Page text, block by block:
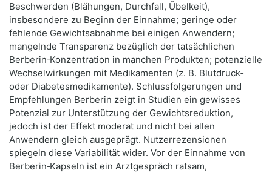
Beschwerden (Blähungen, Durchfall, Übelkeit),
insbesondere zu Beginn der Einnahme; geringe oder
fehlende Gewichtsabnahme bei einigen Anwendern;
mangelnde Transparenz bezüglich der tatsächlichen
Berberin‑Konzentration in manchen Produkten; potenzielle
Wechselwirkungen mit Medikamenten (z. B. Blutdruck‑
oder Diabetesmedikamente). Schlussfolgerungen und
Empfehlungen Berberin zeigt in Studien ein gewisses
Potenzial zur Unterstützung der Gewichtsreduktion,
jedoch ist der Effekt moderat und nicht bei allen
Anwendern gleich ausgeprägt. Nutzerrezensionen
spiegeln diese Variabilität wider. Vor der Einnahme von
Berberin‑Kapseln ist ein Arztgespräch ratsam,